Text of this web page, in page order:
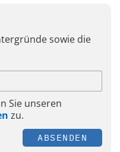
sowie die
Sie unseren
zu.
ABSENDEN